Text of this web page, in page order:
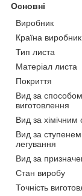
Основні
Виробник
Країна виробник
Тип листа
Матеріал листа
Покриття
Вид за способом
виготовлення
Вид за хімічним
Вид за ступенем
легування
Вид за
Стан виробу
Точність